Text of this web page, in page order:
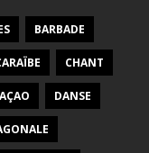
BARBADE
CHANT
DANSE